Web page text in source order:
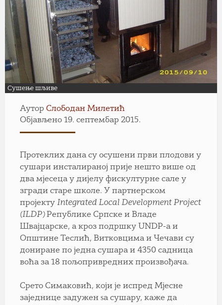
Сушење шљиве
Аутор Слободан Милетић
Објављено 19. септембар 2015.
Протеклих дана су осушени први плодови у
сушари инсталираној прије нешто више од
два мјесеца у дијелу фискултурне сале у
згради старе школе. У партнерском
пројекту Integrated Local Development Project
(ILDP)Републике Српске и Владе
Швајцарске, а кроз подршку UNDP-а и
Општине Теслић, Витковцима и Чечави су
дониране по једна сушара и 4350 садница
воћа за 18 пољопривредних произвођача.
Срето Симаковић, који је испред Мјесне
заједнице задужен ѕа сушару, каже да